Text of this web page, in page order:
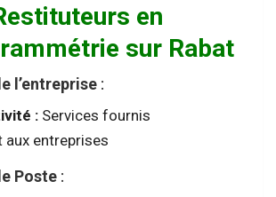
en
sur Rabat
l’entreprise :
: Services fournis
aux entreprises
Poste :